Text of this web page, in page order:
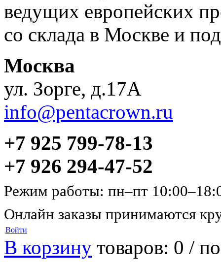
ведущих европейских
со склада в Москве и под
Москва
ул. Зорге, д.17А
info@pentacrown.ru
+7 925 799-78-13
+7 926 294-47-52
Режим работы: пн–пт
Онлайн заказы принимаются
Войти
В корзину товаров: 0 /